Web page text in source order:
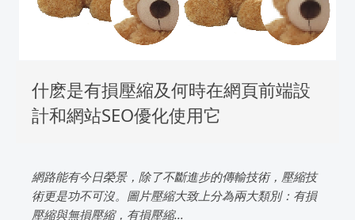
什麽是有損壓縮及何時在網頁前端設
計和網站SEO優化使用它
網路能有今日榮景，除了不斷進步的傳輸技術，壓縮技
術更是功不可沒。圖片壓縮大致上分為兩大類別：有損
壓縮與無損壓縮，有損壓縮...